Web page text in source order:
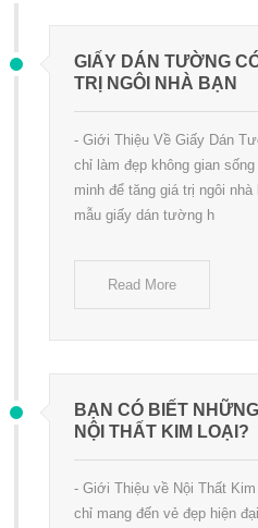
GIẤY DÁN TƯỜNG
TRỊ NGÔI NHÀ BẠN
- Giới Thiệu Về Giấy Dán
chỉ làm đẹp không gian
minh để tăng giá trị ngôi
mẫu giấy dán tường h
Read More
BẠN CÓ BIẾT
NỘI THẤT KIM LOẠI?
- Giới Thiệu về Nội Thất
chỉ mang đến vẻ đẹp hiện